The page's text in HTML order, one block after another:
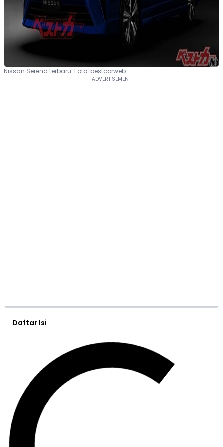
Nissan Serena terbaru. Foto: bestcarweb
Daftar Isi